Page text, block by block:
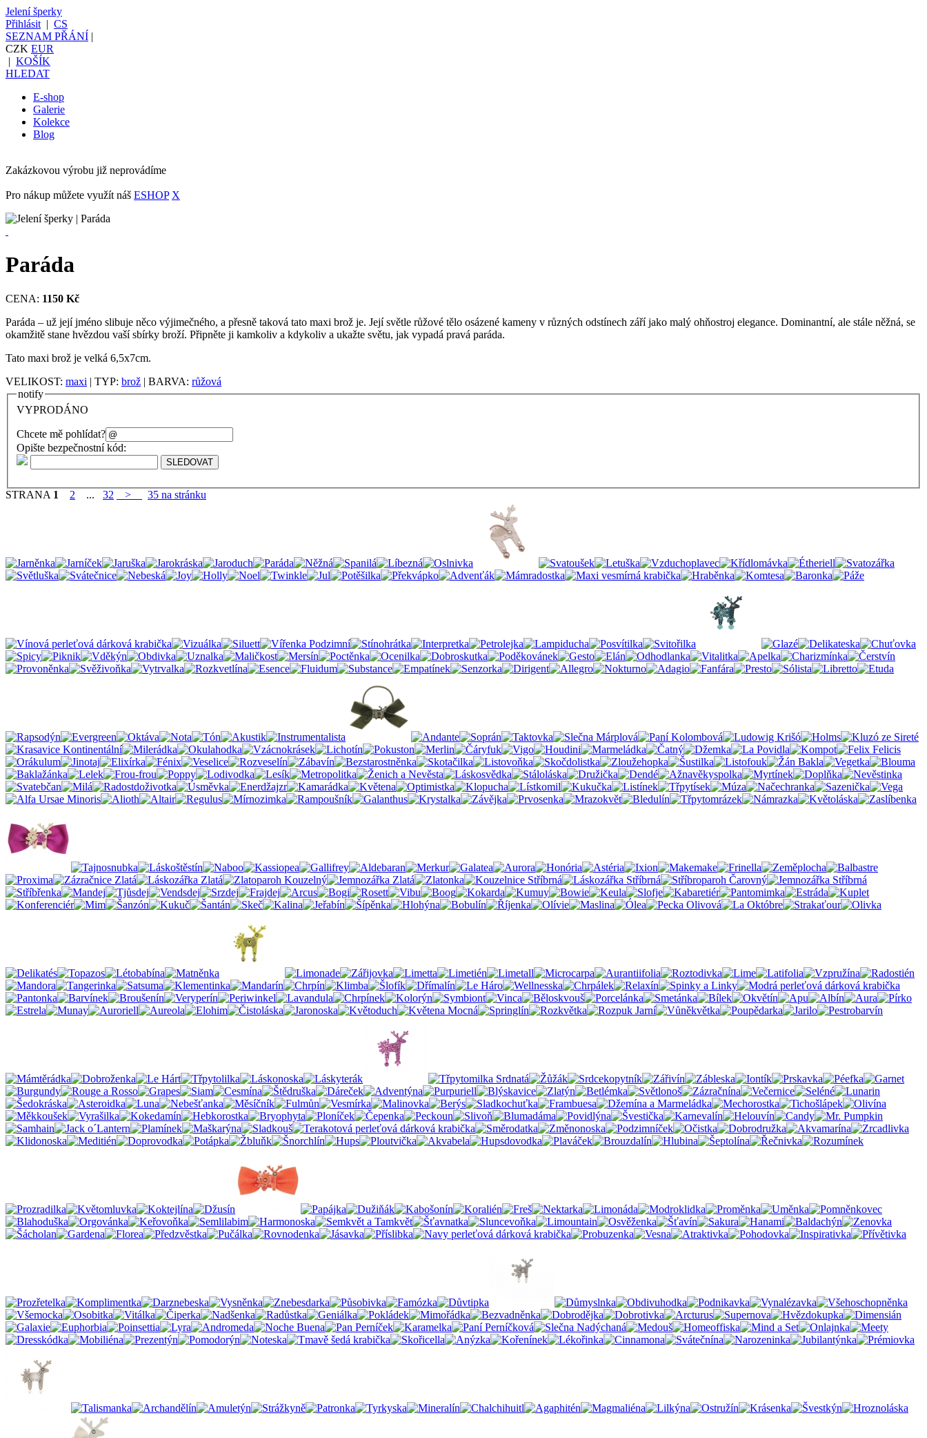
Jelení šperky
Přihlásit | CS
SEZNAM PŘÁNÍ |
CZK EUR
| KOŠÍK
HLEDAT
E-shop
Galerie
Kolekce
Blog
Zakázkovou výrobu již neprovádíme
Pro nákup můžete využít náš ESHOP X
Paráda
CENA: 1150 Kč
Paráda – už její jméno slibuje něco výjimečného, a přesně taková tato maxi brož je. Její světle růžové tělo osázené kameny v různých odstínech září jako malý ohňostroj elegance. Dominantní, ale stále něžná, se
okamžitě stane hvězdou vaší sbírky broží. Připněte ji kamkoliv a kdykoliv a ukažte světu, jak vypadá pravá paráda.
Tato maxi brož je velká 6,5x7cm.
VELIKOST: maxi | TYP: brož | BARVA: růžová
notify
VYPRODÁNO
Chcete mě pohlídat?
Opište bezpečnostní kód:
STRANA 1 2 ... 32 > 35 na stránku